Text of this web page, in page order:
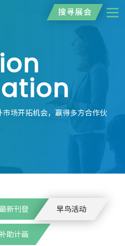
搜寻展会
场开拓机会，赢得多方合作伙
最新刊登 早鸟活动
助计画